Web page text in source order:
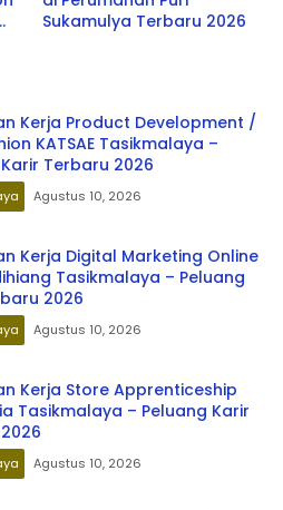
Sukamulya Terbaru 2026
Kerja Product Development /
KATSAE Tasikmalaya –
Terbaru 2026
Agustus 10, 2026
Kerja Digital Marketing Online
Tasikmalaya – Peluang
2026
Agustus 10, 2026
Kerja Store Apprenticeship
Tasikmalaya – Peluang Karir
Agustus 10, 2026